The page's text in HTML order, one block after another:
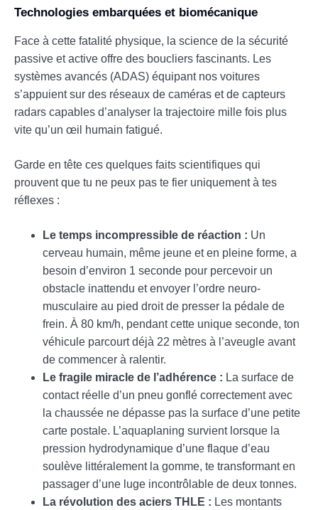
Technologies embarquées et biomécanique
Face à cette fatalité physique, la science de la sécurité
passive et active offre des boucliers fascinants. Les
systèmes avancés (ADAS) équipant nos voitures
s’appuient sur des réseaux de caméras et de capteurs
radars capables d’analyser la trajectoire mille fois plus
vite qu’un œil humain fatigué.
Garde en tête ces quelques faits scientifiques qui
prouvent que tu ne peux pas te fier uniquement à tes
réflexes :
Le temps incompressible de réaction : Un
cerveau humain, même jeune et en pleine forme, a
besoin d’environ 1 seconde pour percevoir un
obstacle inattendu et envoyer l’ordre neuro-
musculaire au pied droit de presser la pédale de
frein. À 80 km/h, pendant cette unique seconde, ton
véhicule parcourt déjà 22 mètres à l’aveugle avant
de commencer à ralentir.
Le fragile miracle de l’adhérence : La surface de
contact réelle d’un pneu gonflé correctement avec
la chaussée ne dépasse pas la surface d’une petite
carte postale. L’aquaplaning survient lorsque la
pression hydrodynamique d’une flaque d’eau
soulève littéralement la gomme, te transformant en
passager d’une luge incontrôlable de deux tonnes.
La révolution des aciers THLE : Les montants